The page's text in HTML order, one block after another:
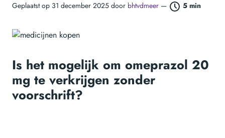
Geplaatst op 31 december 2025 door bhtvdmeer — 5 min
Is het mogelijk om omeprazol 20
mg te verkrijgen zonder
voorschrift?